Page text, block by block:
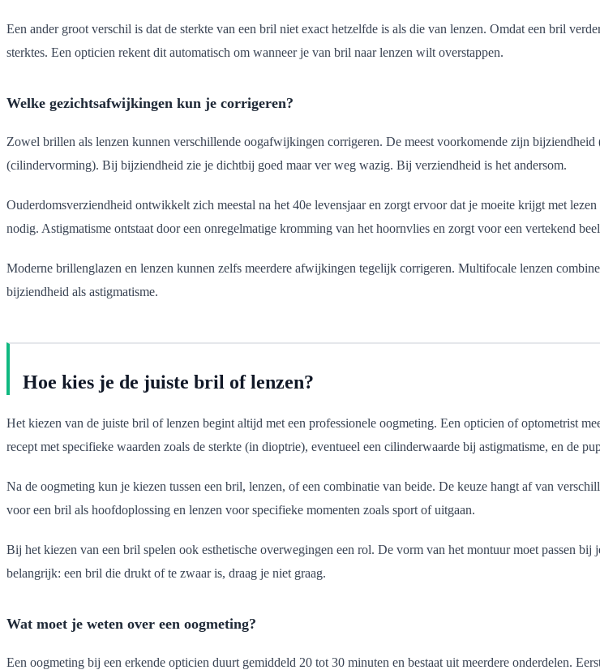
Een ander groot verschil is dat de sterkte van een bril niet exact hetzelfde is als die van lenzen. Omdat een bril
sterktes. Een opticien rekent dit automatisch om wanneer je van bril naar lenzen wilt overstappen.
Welke gezichtsafwijkingen kun je corrigeren?
Zowel brillen als lenzen kunnen verschillende oogafwijkingen corrigeren. De meest voorkomende zijn
(cilindervorming). Bij bijziendheid zie je dichtbij goed maar ver weg wazig. Bij verziendheid is het andersom.
Ouderdomsverziendheid ontwikkelt zich meestal na het 40e levensjaar en zorgt ervoor dat je moeite krijgt met
nodig. Astigmatisme ontstaat door een onregelmatige kromming van het hoornvlies en zorgt voor een vertekend
Moderne brillenglazen en lenzen kunnen zelfs meerdere afwijkingen tegelijk corrigeren. Multifocale lenzen
bijziendheid als astigmatisme.
Hoe kies je de juiste bril of lenzen?
Het kiezen van de juiste bril of lenzen begint altijd met een professionele oogmeting. Een opticien of optometrist
recept met specifieke waarden zoals de sterkte (in dioptrie), eventueel een cilinderwaarde bij astigmatisme, en de
Na de oogmeting kun je kiezen tussen een bril, lenzen, of een combinatie van beide. De keuze hangt af van
voor een bril als hoofdoplossing en lenzen voor specifieke momenten zoals sport of uitgaan.
Bij het kiezen van een bril spelen ook esthetische overwegingen een rol. De vorm van het montuur moet passen
belangrijk: een bril die drukt of te zwaar is, draag je niet graag.
Wat moet je weten over een oogmeting?
Een oogmeting bij een erkende opticien duurt gemiddeld 20 tot 30 minuten en bestaat uit meerdere onderdelen.